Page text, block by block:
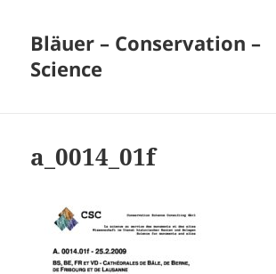
Bläuer – Conservation –
Science
a_0014_01f